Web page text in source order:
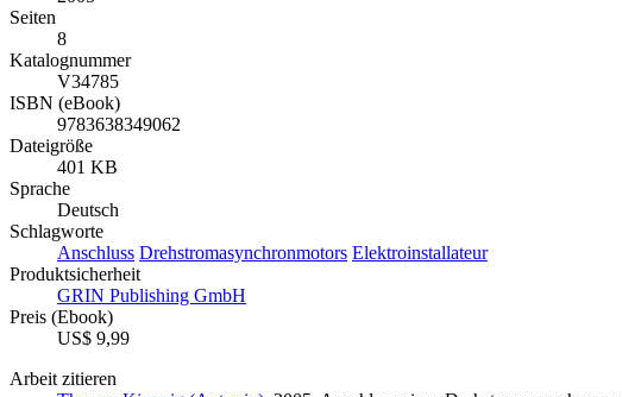
Seiten
8
Katalognummer
V34785
ISBN (eBook)
9783638349062
Dateigröße
401 KB
Sprache
Deutsch
Schlagworte
Anschluss Drehstromasynchronmotors Elektroinstallateur
Produktsicherheit
GRIN Publishing GmbH
Preis (Ebook)
US$ 9,99
Arbeit zitieren